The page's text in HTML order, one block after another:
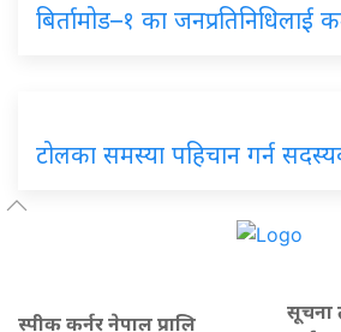
बिर्तामोड–१ का जनप्रतिनिधिलाई
टोलका समस्या पहिचान गर्न
स्पीक कर्नर नेपाल प्रालि
सूचना